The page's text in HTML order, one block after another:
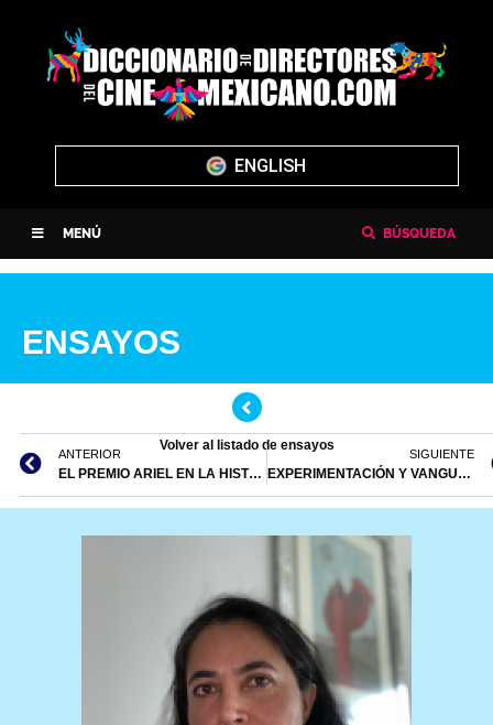
ENGLISH
MENÚ BÚSQUEDA
ENSAYOS
Volver al listado de ensayos
ANTERIOR
EL PREMIO ARIEL EN LA HISTORIA DEL CINE MEXICANO (1946 – 2004) CÉSAR AGUILERA
SIGUIENTE
EXPERIMENTACIÓN Y VANGUARDIA (1934 – 2005) ROBERTO GARZA ITURBIDE